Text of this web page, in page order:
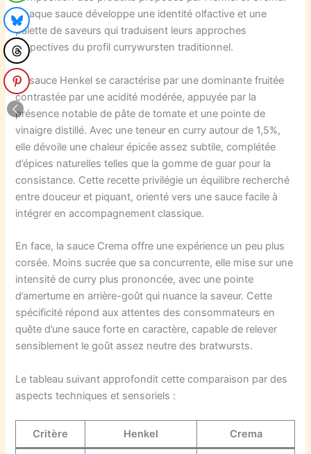
Chaque sauce développe une identité olfactive et une
palette de saveurs qui traduisent leurs approches
respectives du profil currywursten traditionnel.
La sauce Henkel se caractérise par une dominante fruitée
contrastée par une acidité modérée, appuyée par la
présence notable de pâte de tomate et une pointe de
vinaigre distillé. Avec une teneur en curry autour de 1,5%,
elle dévoile une chaleur épicée assez subtile, complétée
d’épices naturelles telles que la gomme de guar pour la
consistance. Cette recette privilégie un équilibre recherché
entre douceur et piquant, orienté vers une sauce facile à
intégrer en accompagnement classique.
En face, la sauce Crema offre une expérience un peu plus
corsée. Moins sucrée que sa concurrente, elle mise sur une
intensité de curry plus prononcée, avec une pointe
d’amertume en arrière-goût qui nuance la saveur. Cette
spécificité répond aux attentes des consommateurs en
quête d’une sauce forte en caractère, capable de relever
sensiblement le goût assez neutre des bratwursts.
Le tableau suivant approfondit cette comparaison par des
aspects techniques et sensoriels :
Critère Henkel Crema